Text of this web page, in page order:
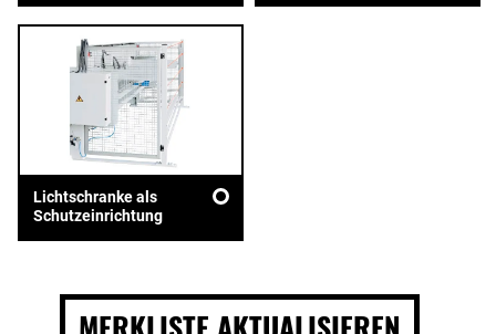
Lichtschranke als
Schutzeinrichtung